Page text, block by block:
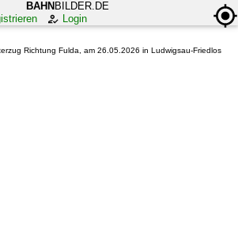
BAHN BILDER.DE
Login
Richtung Fulda, am 26.05.2026 in Ludwigsau-Friedlos